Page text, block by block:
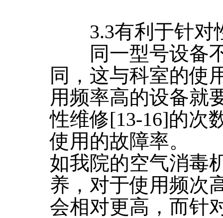
3.3有利于针对
同一型号设备不
同，这与科室的使
用频率高的设备就
性维修[13-16]的次
使用的故障率。
如我院的空气消毒
养，对于使用频次
会相对更高，而针